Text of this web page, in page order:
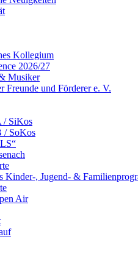
Kollegium
2026/27
Musiker
Freunde und Förderer e. V.
/ SiKos
/ SoKos
Kinder-, Jugend- &
Air